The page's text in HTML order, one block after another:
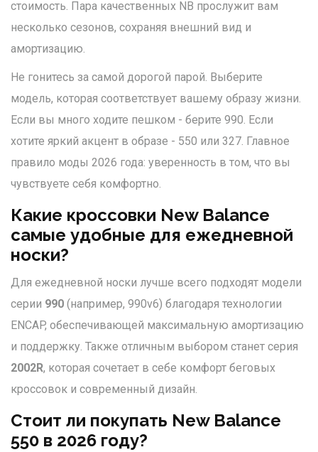
стоимость. Пара качественных NB прослужит вам
несколько сезонов, сохраняя внешний вид и
амортизацию.
Не гонитесь за самой дорогой парой. Выберите
модель, которая соответствует вашему образу жизни.
Если вы много ходите пешком - берите 990. Если
хотите яркий акцент в образе - 550 или 327. Главное
правило моды 2026 года: уверенность в том, что вы
чувствуете себя комфортно.
Какие кроссовки New Balance
самые удобные для ежедневной
носки?
Для ежедневной носки лучше всего подходят модели
серии 990 (например, 990v6) благодаря технологии
ENCAP, обеспечивающей максимальную амортизацию
и поддержку. Также отличным выбором станет серия
2002R, которая сочетает в себе комфорт беговых
кроссовок и современный дизайн.
Стоит ли покупать New Balance
550 в 2026 году?